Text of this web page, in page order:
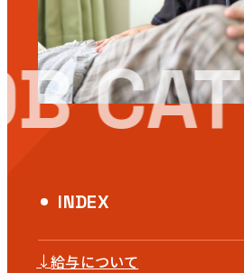
採用情報
医療・介護事業
募集職種
会社概要
お知らせ
INDEX
↓給与について